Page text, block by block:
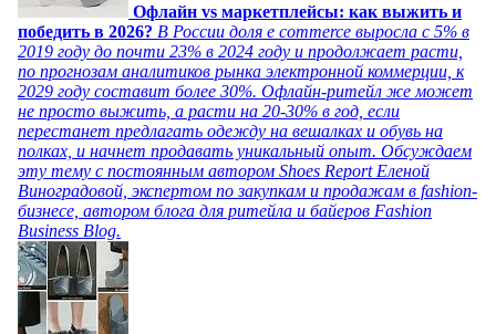
Офлайн vs маркетплейсы: как выжить и
победить в 2026? В России доля e commerce выросла с 5% в
2019 году до почти 23% в 2024 году и продолжает расти,
по прогнозам аналитиков рынка электронной коммерции, к
2029 году составит более 30%. Офлайн-ритейл же может
не просто выжить, а расти на 20-30% в год, если
перестанет предлагать одежду на вешалках и обувь на
полках, и начнет продавать уникальный опыт. Обсуждаем
эту тему с постоянным автором Shoes Report Еленой
Виноградовой, экспертом по закупкам и продажам в fashion-
бизнесе, автором блога для ритейла и байеров Fashion
Business Blog.